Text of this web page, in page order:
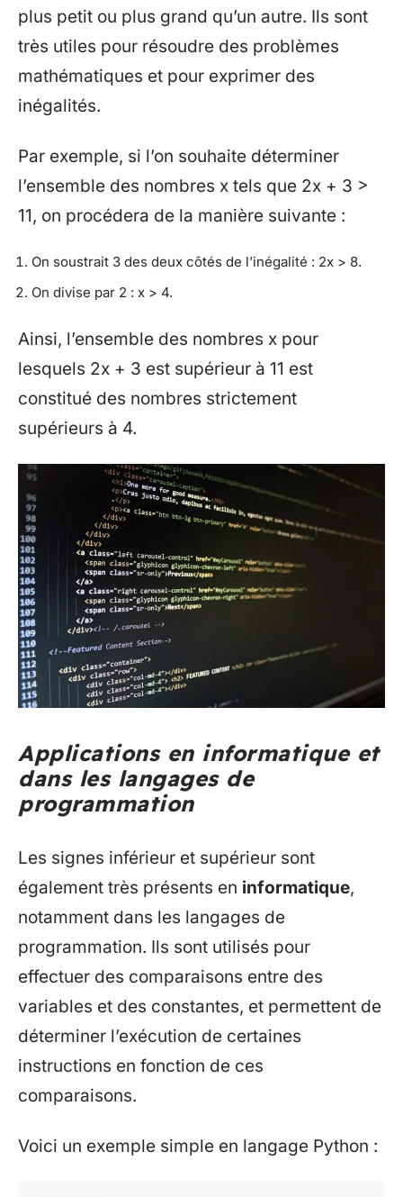
plus petit ou plus grand qu’un autre. Ils sont
très utiles pour résoudre des problèmes
mathématiques et pour exprimer des
inégalités.
Par exemple, si l’on souhaite déterminer
l’ensemble des nombres x tels que 2x + 3 >
11, on procédera de la manière suivante :
On soustrait 3 des deux côtés de l’inégalité : 2x > 8.
On divise par 2 : x > 4.
Ainsi, l’ensemble des nombres x pour
lesquels 2x + 3 est supérieur à 11 est
constitué des nombres strictement
supérieurs à 4.
Applications en informatique et
dans les langages de
programmation
Les signes inférieur et supérieur sont
également très présents en informatique,
notamment dans les langages de
programmation. Ils sont utilisés pour
effectuer des comparaisons entre des
variables et des constantes, et permettent de
déterminer l’exécution de certaines
instructions en fonction de ces
comparaisons.
Voici un exemple simple en langage Python :